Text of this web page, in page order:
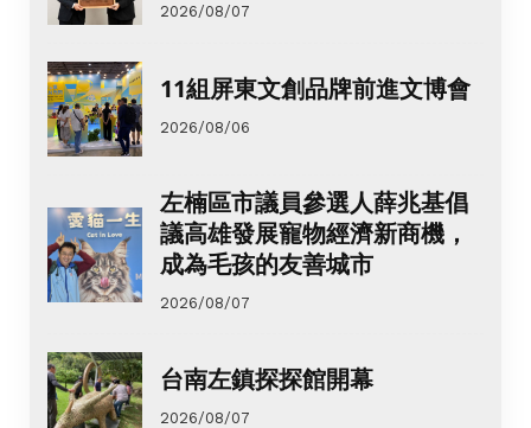
2026/08/07
11組屏東文創品牌前進文博會
2026/08/06
左楠區市議員參選人薛兆基倡
議高雄發展寵物經濟新商機，
成為毛孩的友善城市
2026/08/07
台南左鎮探探館開幕
2026/08/07